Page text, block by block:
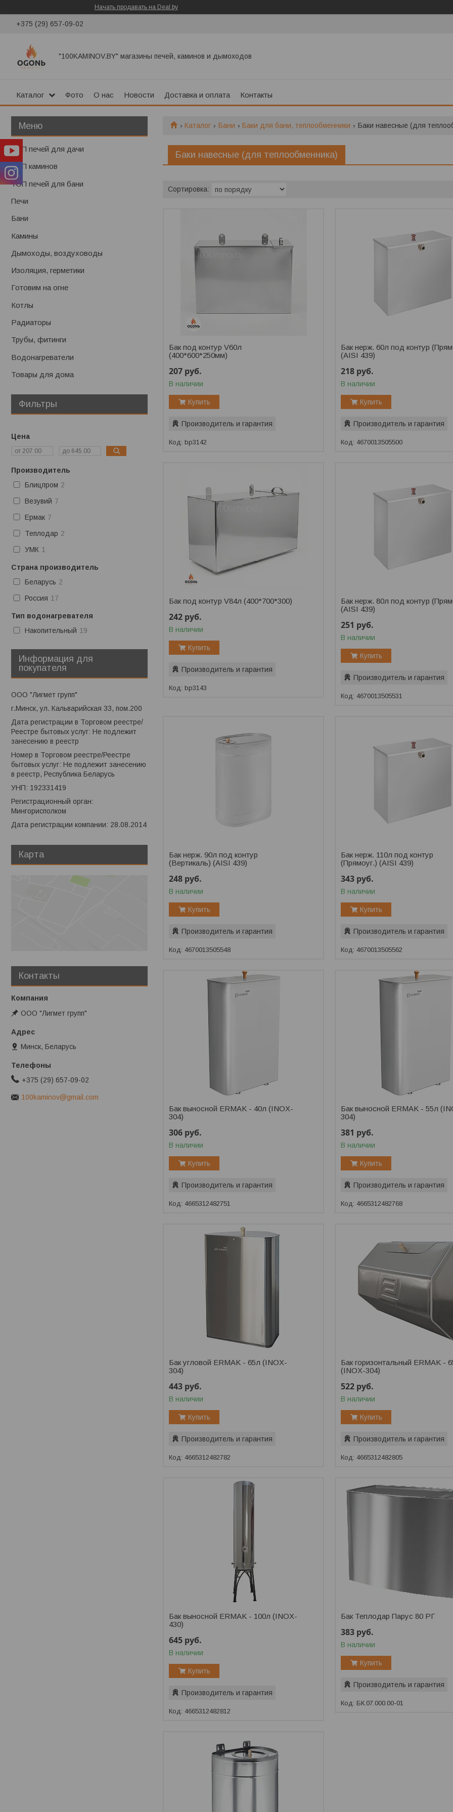
Начать продавать на Deal.by
+375 (29) 657-09-02
"100KAMINOV.BY" магазины печей, каминов и дымоходов
Каталог Фото О нас Новости Доставка и оплата Контакты
Каталог Бани Баки для бани, теплообменники Баки навесные (для
Баки навесные (для теплообменника)
Бак под контур V60л
(400*600*250мм)
207 руб.
В наличии
Купить
Производитель и гарантия
bp3142
Бак нерж. 60л под контур
(AISI 439)
218 руб.
В наличии
Купить
Производитель и гарантия
4670013505500
Бак под контур V84л (400*700*300)
242 руб.
В наличии
Купить
Производитель и гарантия
bp3143
Бак нерж. 80л под контур
(AISI 439)
251 руб.
В наличии
Купить
Производитель и гарантия
4670013505531
Бак нерж. 90л под контур
(Вертикаль) (AISI 439)
248 руб.
В наличии
Купить
Производитель и гарантия
4670013505548
Бак нерж. 110л под контур
(Прямоуг.) (AISI 439)
343 руб.
В наличии
Купить
Производитель и гарантия
4670013505562
Бак выносной ERMAK - 40л (INOX-
304)
306 руб.
В наличии
Купить
Производитель и гарантия
4665312482751
Бак выносной ERMAK - 55л
304)
381 руб.
В наличии
Купить
Производитель и гарантия
4665312482768
Бак угловой ERMAK - 65л (INOX-
304)
443 руб.
В наличии
Купить
Производитель и гарантия
4665312482782
Бак горизонтальный ERMAK -
(INOX-304)
522 руб.
В наличии
Купить
Производитель и гарантия
4665312482805
Бак выносной ERMAK - 100л (INOX-
430)
645 руб.
В наличии
Купить
Производитель и гарантия
4665312482812
Бак Теплодар Парус 80 РГ
383 руб.
В наличии
Купить
Производитель и гарантия
БК.07.000.00-01
ТОП печей для дачи
ТОП каминов
ТОП печей для бани
Печи
Бани
Камины
Дымоходы, воздуховоды
Изоляция, герметики
Готовим на огне
Котлы
Радиаторы
Трубы, фитинги
Водонагреватели
Товары для дома
Фильтры
Цена
Производитель
Блицпром 2
Везувий 7
Ермак 7
Теплодар 2
УМК 1
Страна производитель
Беларусь 2
Россия 17
Тип водонагревателя
Накопительный 19
Информация для
покупателя
ООО "Лигмет групп"
г.Минск, ул. Кальварийская 33, пом.200
Дата регистрации в Торговом реестре/
Реестре бытовых услуг: Не подлежит
занесению в реестр
Номер в Торговом реестре/Реестре
бытовых услуг: Не подлежит занесению
в реестр, Республика Беларусь
УНП: 192331419
Регистрационный орган:
Мингорисполком
Дата регистрации компании: 28.08.2014
Карта
Контакты
ООО "Лигмет групп"
Минск, Беларусь
+375 (29) 657-09-02
100kaminov@gmail.com